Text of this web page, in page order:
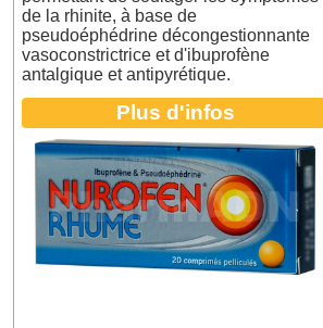
de la rhinite, à base de
pseudoéphédrine décongestionnante
vasoconstrictrice et d'ibuprofène
antalgique et antipyrétique.
Plus d'infos